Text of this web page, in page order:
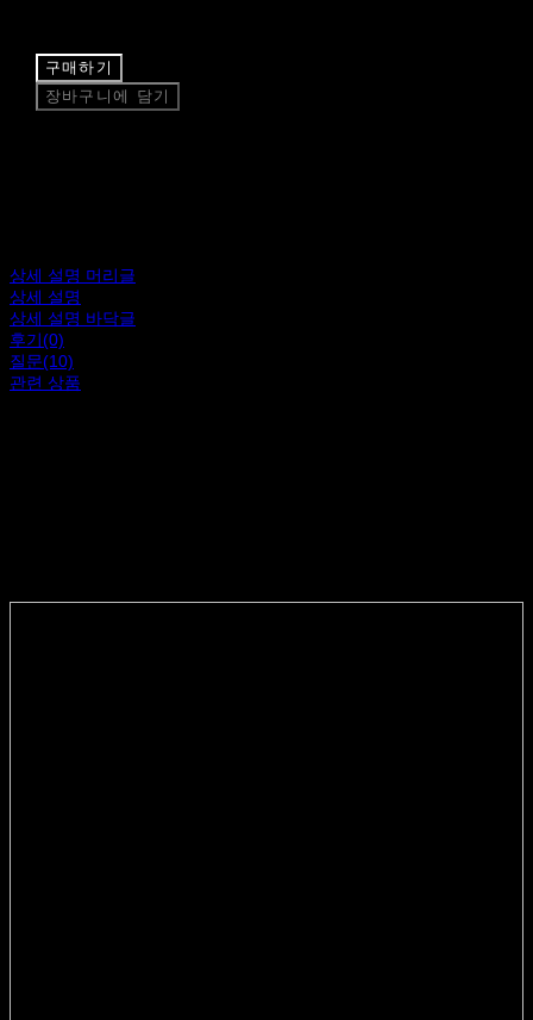
구매하기
장바구니에 담기
상세 설명 머리글
상세 설명
상세 설명 바닥글
후기(0)
질문(10)
관련 상품